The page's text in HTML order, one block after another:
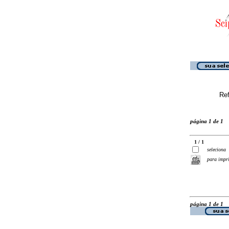
página 1 de 1
1 / 1
seleciona
para
página 1 de 1